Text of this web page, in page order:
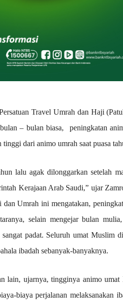
Travel Umrah dan Haji
– bulan biasa, peningkatan
tinggi dari animo umrah saat puasa
lalu agak dilonggarkan setelah
Kerajaan Arab Saudi,” ujar
Umrah ini mengatakan,
selain mengejar bulan
sangat padat. Seluruh umat Muslim
ibadah sebanyak-banyaknya.
lain, ujarnya, tingginya animo
biaya perjalanan melaksanakan